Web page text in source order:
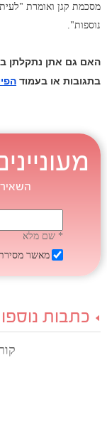
מסכמת קגן ואומרת
נוספות".
האם גם אתן נתקלתן
בתגובות או בעמוד
* שם מלא
מאשר
כתבות